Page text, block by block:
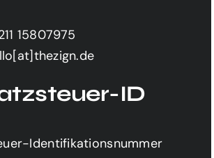
15807975
ID
Identifikationsnummer